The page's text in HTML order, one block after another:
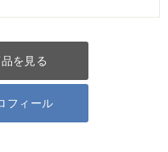
を見る
フィール